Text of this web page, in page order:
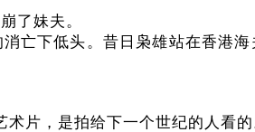
了妹夫。
亡下低头。昔日枭雄站在香港
片，是拍给下一个世纪的人看的